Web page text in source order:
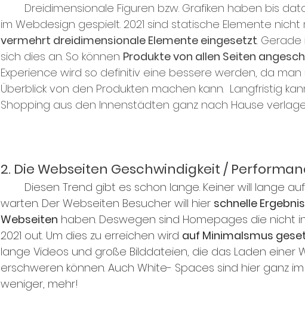
Dreidimensionale Figuren bzw. Grafiken haben bis
im Webdesign gespielt. 2021 sind statische Elemente nicht
vermehrt dreidimensionale Elemente eingesetzt.
sich dies an. So können Produkte von allen Seiten
Experience wird so definitiv eine bessere werden, da
Überblick von den Produkten machen kann.  Langfristig
Shopping aus den Innenstädten ganz nach Hause
2. Die Webseiten Geschwindigkeit /
warten. Der Webseiten Besucher will hier schnelle
Webseiten haben. Deswegen sind Homepages die nicht
2021 out. Um dies zu erreichen wird auf Minimalsmus
lange Videos und große Bilddateien, die das Laden einer
erschweren können. Auch White- Spaces sind hier ganz
weniger, mehr!